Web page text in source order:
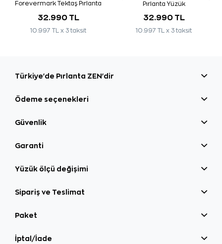
Forevermark Tektaş Pırlanta
32.990 TL
10.997 TL x 3 taksit
Pırlanta Yüzük
32.990 TL
10.997 TL x 3 taksit
Türkiye'de Pırlanta ZEN'dir
Ödeme seçenekleri
Güvenlik
Garanti
Yüzük ölçü değişimi
Sipariş ve Teslimat
Paket
İptal/İade